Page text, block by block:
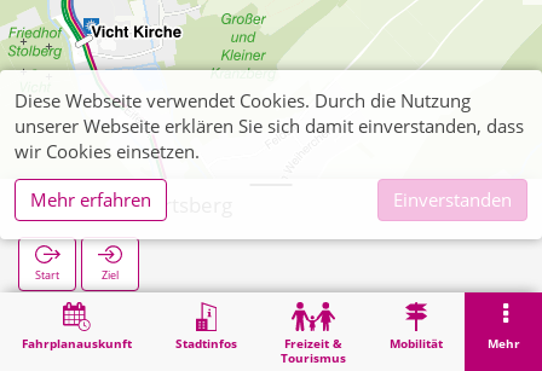
Fahrplanauskunft Stadtinfos
Freizeit &
Tourismus
Mobilität Mehr
Vicht Wingertsberg
Start Ziel
Suche
Diese Webseite verwendet Cookies. Durch die Nutzung
unserer Webseite erklären Sie sich damit einverstanden, dass
wir Cookies einsetzen.
Mehr erfahren
Einverstanden